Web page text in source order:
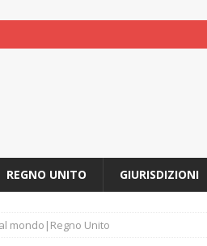
REGNO UNITO GIURISDIZIONI
mondo|Regno Unito